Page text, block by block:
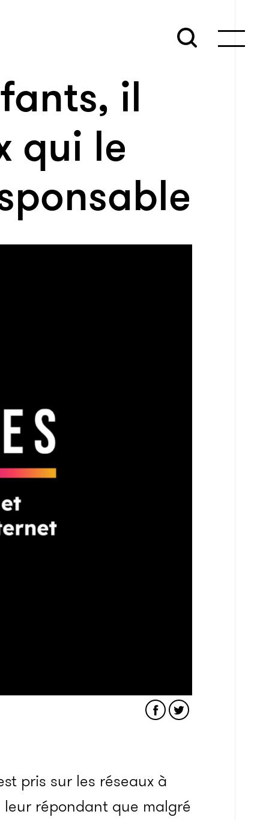
il
qui le
pris sur les réseaux à
répondant que malgré